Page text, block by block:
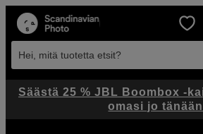
Hei, mitä tuotetta etsit?
Säästä 25 % JBL Boombox -
omasi jo